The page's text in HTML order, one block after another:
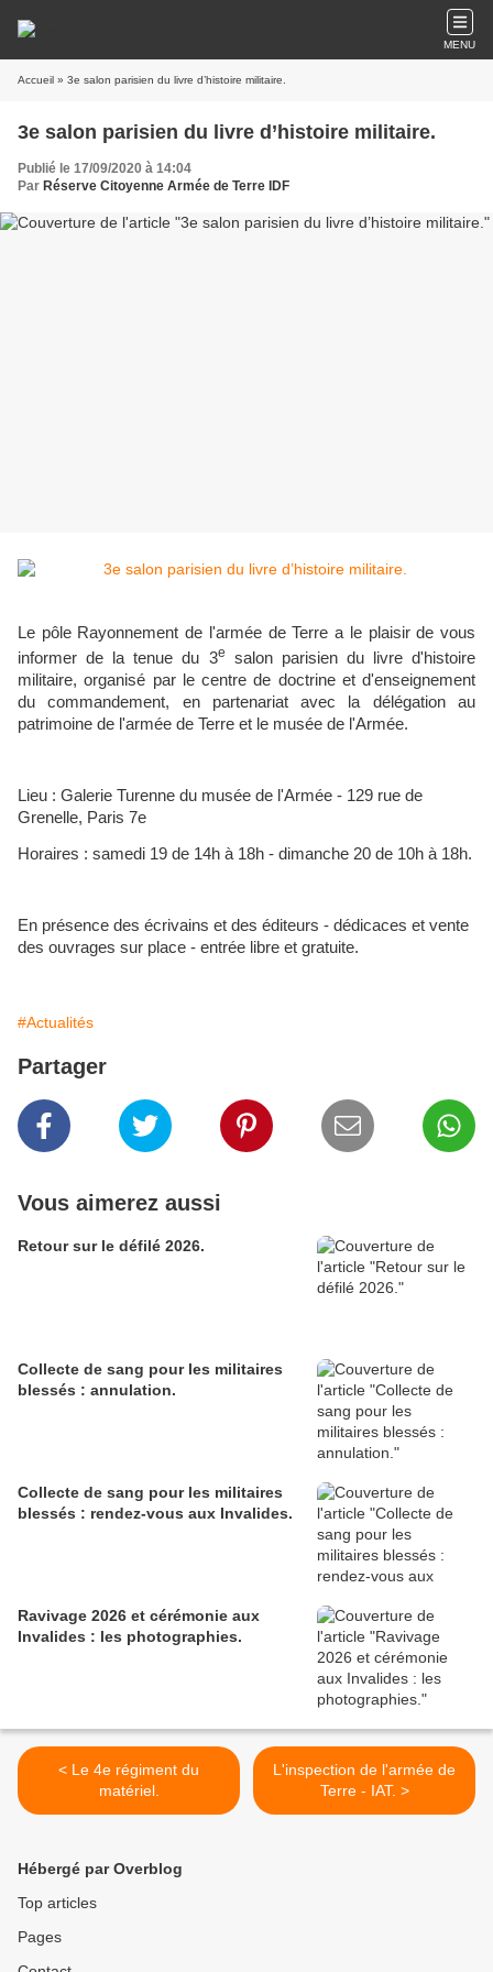
MENU
Accueil » 3e salon parisien du livre d’histoire militaire.
3e salon parisien du livre d’histoire militaire.
Publié le 17/09/2020 à 14:04
Par Réserve Citoyenne Armée de Terre IDF
Le pôle Rayonnement de l'armée de Terre a le plaisir de vous
informer de la tenue du 3e
salon parisien du livre d'histoire
militaire, organisé par le centre de doctrine et d'enseignement
du commandement, en partenariat avec la délégation au
patrimoine de l'armée de Terre et le musée de l'Armée.
Lieu : Galerie Turenne du musée de l'Armée - 129 rue de
Grenelle, Paris 7e
Horaires : samedi 19 de 14h à 18h - dimanche 20 de 10h à 18h.
En présence des écrivains et des éditeurs - dédicaces et vente
des ouvrages sur place - entrée libre et gratuite.
#Actualités
Partager
Vous aimerez aussi
Retour sur le défilé 2026.
Collecte de sang pour les militaires
blessés : annulation.
Collecte de sang pour les militaires
blessés : rendez-vous aux Invalides.
Ravivage 2026 et cérémonie aux
Invalides : les photographies.
< Le 4e régiment du
matériel.
L'inspection de l'armée de
Terre - IAT. >
Hébergé par Overblog
Top articles
Pages